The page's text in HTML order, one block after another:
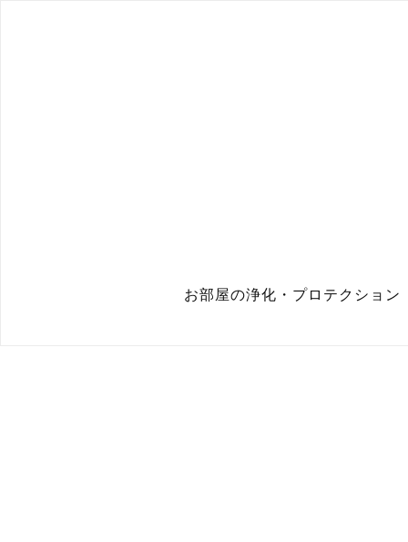
お部屋の浄化・プロテクショ